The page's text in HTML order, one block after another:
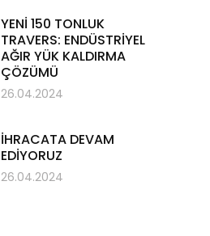
YENİ 150 TONLUK
TRAVERS: ENDÜSTRİYEL
AĞIR YÜK KALDIRMA
ÇÖZÜMÜ
26.04.2024
İHRACATA DEVAM
EDİYORUZ
26.04.2024